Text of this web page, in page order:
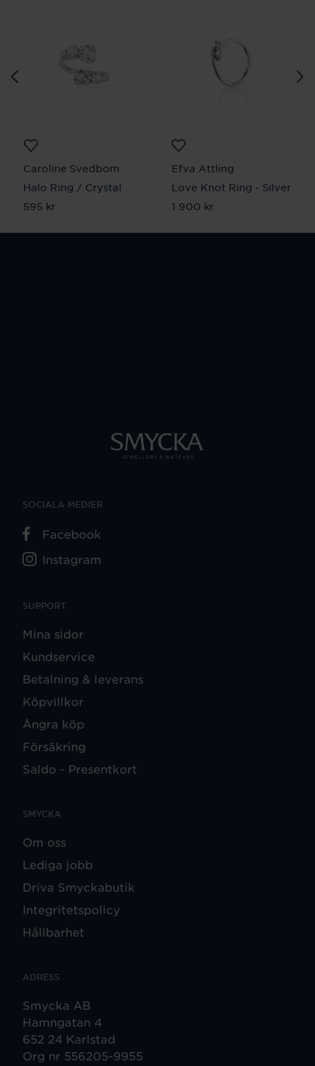
Caroline Svedbom
Halo Ring / Crystal
Pris :595 kr
595 kr
Efva Attling
Love Knot Ring - Silver
Pris:1 900 kr
1 900 kr
SUPPORT
Mina sidor
Kundservice
Betalning & leverans
Köpvillkor
Ångra köp
Försäkring
Saldo - Presentkort
SMYCKA
Om oss
Lediga jobb
Driva Smyckabutik
Integritetspolicy
Hållbarhet
ADRESS
Smycka AB
Hamngatan 4
652 24 Karlstad
Org nr 556205-9955
SOCIALA MEDIER
Facebook
Instagram